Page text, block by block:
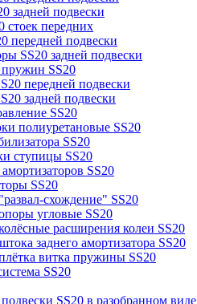
задней подвески
стоек передних
передней подвески
SS20 задней подвески
SS20
передней подвески
задней подвески
SS20
полиуретановые SS20
SS20
ступицы SS20
SS20
SS20
схождение" SS20
угловые SS20
расширения колеи SS20
заднего амортизатора SS20
витка пружины SS20
SS20
SS20 в разобранном виде